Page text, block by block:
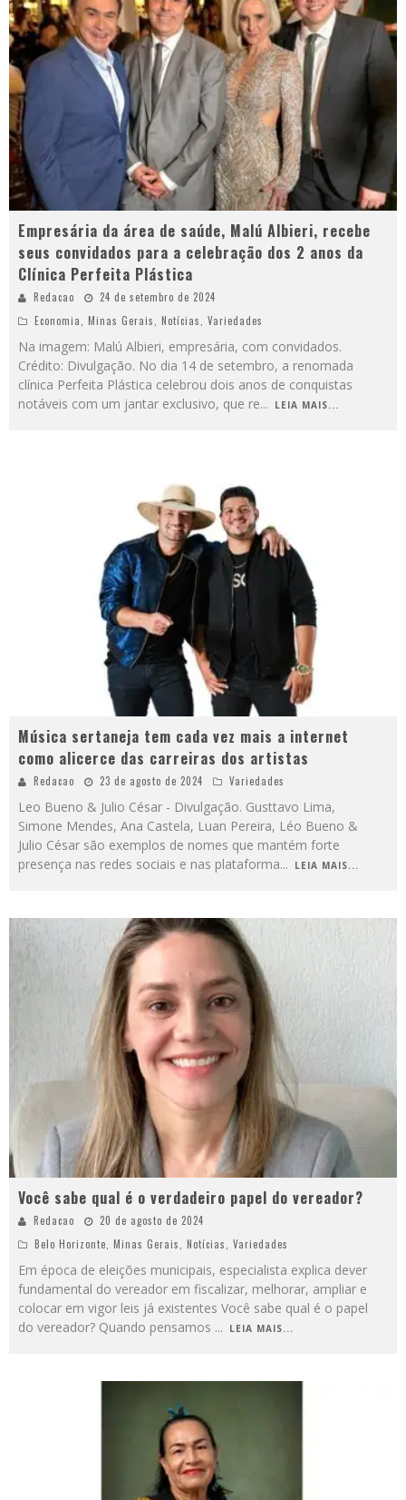
Empresária da área de saúde, Malú Albieri, recebe
seus convidados para a celebração dos 2 anos da
Clínica Perfeita Plástica
Redacao
24 de setembro de 2024
Economia
Minas Gerais Notícias Variedades
Na imagem: Malú Albieri, empresária, com convidados.
Crédito: Divulgação. No dia 14 de setembro, a renomada
clínica Perfeita Plástica celebrou dois anos de conquistas
notáveis com um jantar exclusivo, que re... LEIA MAIS...
Música sertaneja tem cada vez mais a internet
como alicerce das carreiras dos artistas
Redacao 23 de agosto de 2024 Variedades
Leo Bueno & Julio César - Divulgação. Gusttavo Lima,
Simone Mendes, Ana Castela, Luan Pereira, Léo Bueno &
Julio César são exemplos de nomes que mantém forte
presença nas redes sociais e nas plataforma... LEIA MAIS...
Você sabe qual é o verdadeiro papel do vereador?
Redacao
20 de agosto de 2024
Belo Horizonte Minas Gerais Notícias Variedades
Em época de eleições municipais, especialista explica dever
fundamental do vereador em fiscalizar, melhorar, ampliar e
colocar em vigor leis já existentes Você sabe qual é o papel
do vereador? Quando pensamos ... LEIA MAIS...